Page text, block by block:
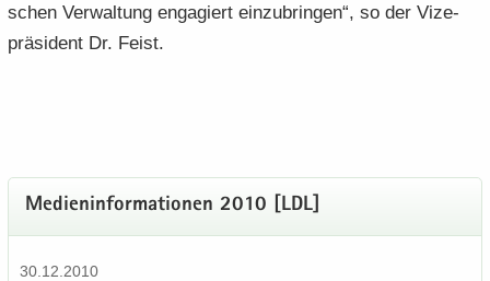
schen Ver­wal­tung en­ga­giert ein­zu­brin­gen“, so der Vi­ze­
prä­si­dent Dr. Feist.
Me­di­en­in­for­ma­tio­nen 2010 [LDL]
30.12.2010